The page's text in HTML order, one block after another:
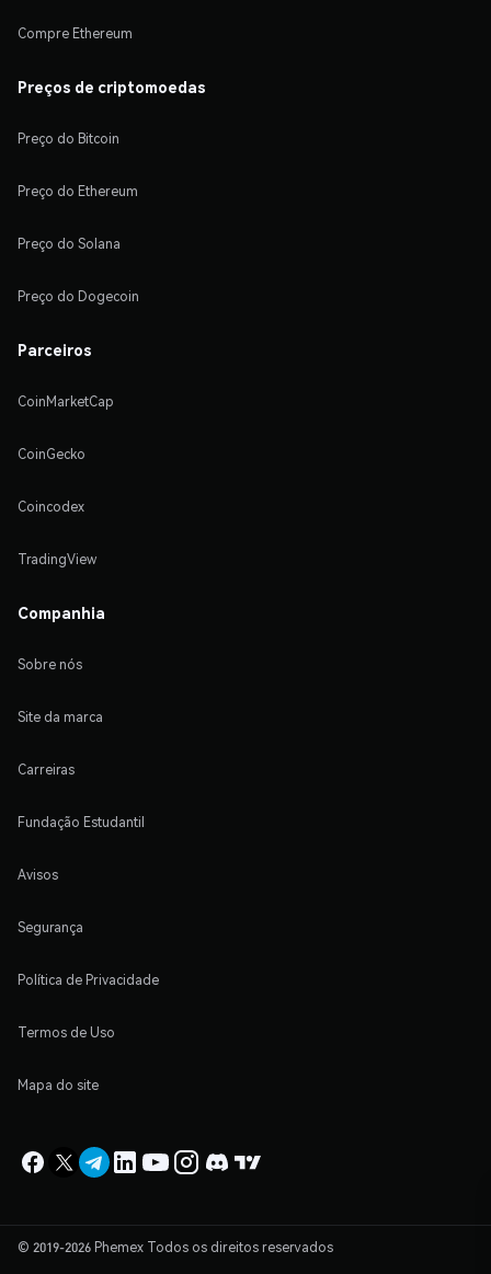
Compre Ethereum
Preços de criptomoedas
Preço do Bitcoin
Preço do Ethereum
Preço do Solana
Preço do Dogecoin
Parceiros
CoinMarketCap
CoinGecko
Coincodex
TradingView
Companhia
Sobre nós
Site da marca
Carreiras
Fundação Estudantil
Avisos
Segurança
Política de Privacidade
Termos de Uso
Mapa do site
© 2019-2026 Phemex Todos os direitos reservados